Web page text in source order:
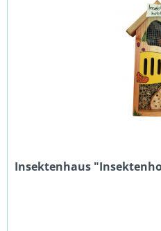
Insektenhaus